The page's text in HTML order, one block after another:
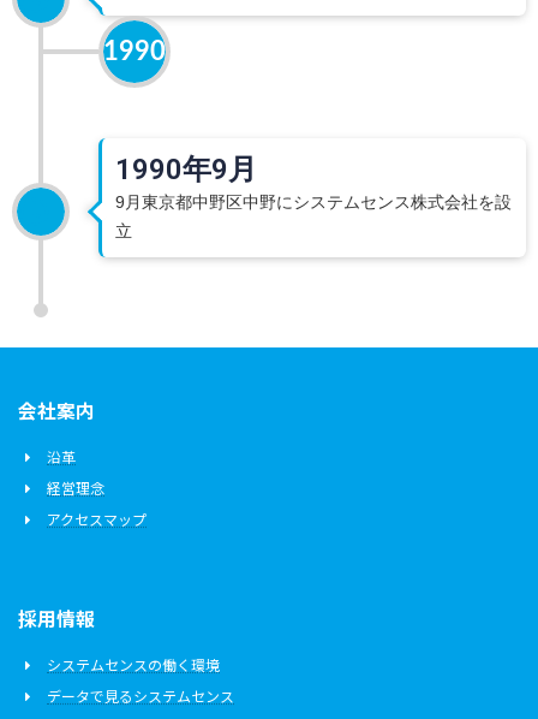
1990
1990年9月
9月東京都中野区中野にシステムセンス株式会社を設
立
会社案内
沿革
経営理念
アクセスマップ
採用情報
システムセンスの働く環境
データで見るシステムセンス